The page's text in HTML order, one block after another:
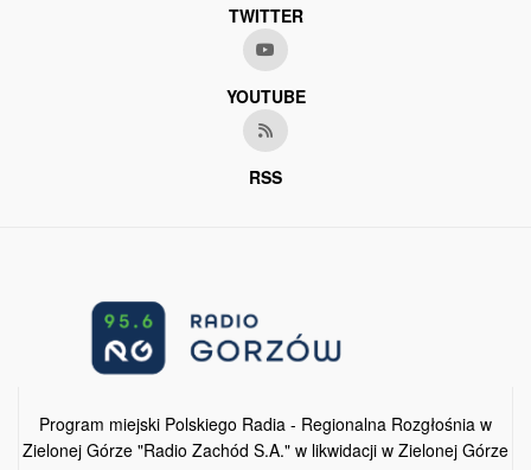
TWITTER
YOUTUBE
RSS
Program miejski Polskiego Radia - Regionalna Rozgłośnia w
Zielonej Górze "Radio Zachód S.A." w likwidacji w Zielonej Górze